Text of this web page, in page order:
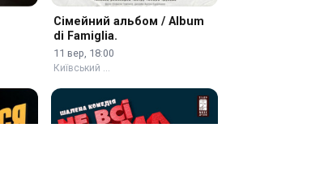
Сімейний альбом / Album
di Famiglia.
11 вер, 18:00
Київський …